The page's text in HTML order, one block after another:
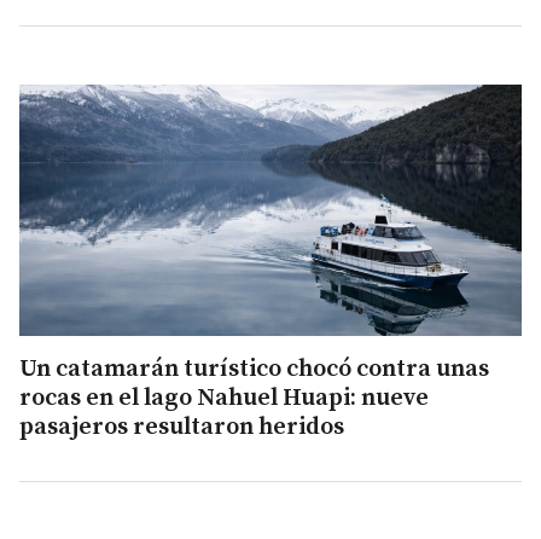
Un catamarán turístico chocó contra unas
rocas en el lago Nahuel Huapi: nueve
pasajeros resultaron heridos